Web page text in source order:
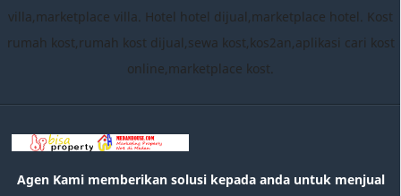
villa,marketplace villa. Hotel hotel dijual,marketplace hotel. Kost
rumah kost,rumah kost dijual,sewa kost,kos2an,aplikasi cari kost
online,marketplace kost.
Agen Kami memberikan solusi kepada anda untuk menjual